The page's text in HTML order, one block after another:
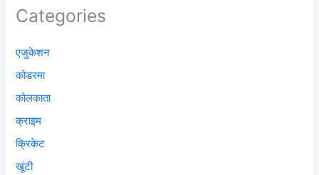
Categories
एजुकेशन
कोडरमा
कोलकाता
क्राइम
क्रिकेट
खूंटी